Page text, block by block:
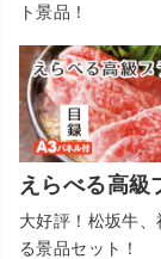
ト景品！
えらべる高級
大好評！松坂牛
る景品セット！